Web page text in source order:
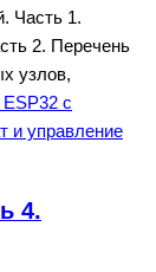
Часть 1.
2. Перечень
узлов,
с
и управление
4.